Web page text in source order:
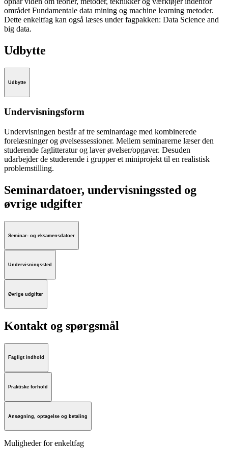
området Fundamentale data mining og machine learning metoder.
Dette enkeltfag kan også læses under fagpakken: Data Science and
big data.
Udbytte
Udbytte
Undervisningsform
Undervisningen består af tre seminardage med kombinerede
forelæsninger og øvelsessessioner. Mellem seminarerne læser den
studerende faglitteratur og laver øvelser/opgaver. Desuden
udarbejder de studerende i grupper et miniprojekt til en realistisk
problemstilling.
Seminardatoer, undervisningssted og
øvrige udgifter
Seminar- og eksamensdatoer
Undervisningssted
Øvrige udgifter
Kontakt og spørgsmål
Fagligt indhold
Praktiske forhold
Ansøgning, optagelse og betaling
Muligheder for enkeltfag